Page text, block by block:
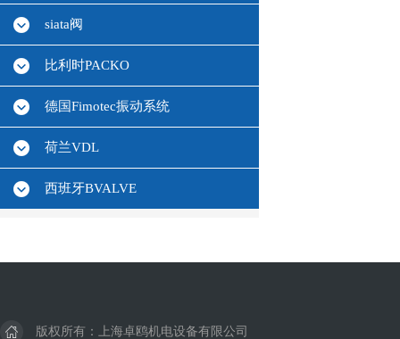
siata阀
比利时PACKO
德国Fimotec振动系统
荷兰VDL
西班牙BVALVE
版权所有：上海卓鸥机电设备有限公司